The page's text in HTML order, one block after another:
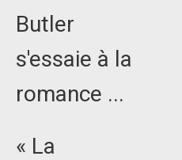
Butler
s'essaie à la
romance ...
« La